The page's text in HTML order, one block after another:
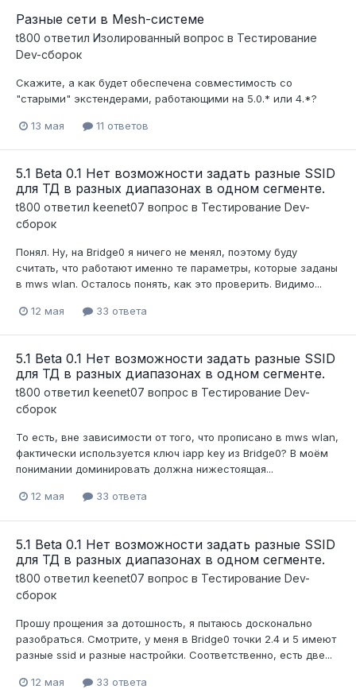
Разные сети в Mesh-системе
t800 ответил Изолированный вопрос в Тестирование
Dev-сборок
Скажите, а как будет обеспечена совместимость со
"старыми" экстендерами, работающими на 5.0.* или 4.*?
13 мая 11 ответов
5.1 Beta 0.1 Нет возможности задать разные SSID
для ТД в разных диапазонах в одном сегменте.
t800 ответил keenet07 вопрос в Тестирование Dev-
сборок
Понял. Ну, на Bridge0 я ничего не менял, поэтому буду
считать, что работают именно те параметры, которые заданы
в mws wlan. Осталось понять, как это проверить. Видимо...
12 мая 33 ответа
5.1 Beta 0.1 Нет возможности задать разные SSID
для ТД в разных диапазонах в одном сегменте.
t800 ответил keenet07 вопрос в Тестирование Dev-
сборок
То есть, вне зависимости от того, что прописано в mws wlan,
фактически используется ключ iapp key из Bridge0? В моём
понимании доминировать должна нижестоящая...
12 мая 33 ответа
5.1 Beta 0.1 Нет возможности задать разные SSID
для ТД в разных диапазонах в одном сегменте.
t800 ответил keenet07 вопрос в Тестирование Dev-
сборок
Прошу прощения за дотошность, я пытаюсь досконально
разобраться. Смотрите, у меня в Bridge0 точки 2.4 и 5 имеют
разные ssid и разные настройки. Соответственно, есть две...
12 мая 33 ответа